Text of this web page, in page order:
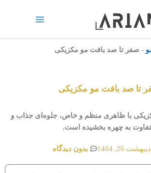
- صفر تا صد بافت مو مکزیکی
تا صد بافت مو مکزیکی
26, 1404 بدون دیدگاه